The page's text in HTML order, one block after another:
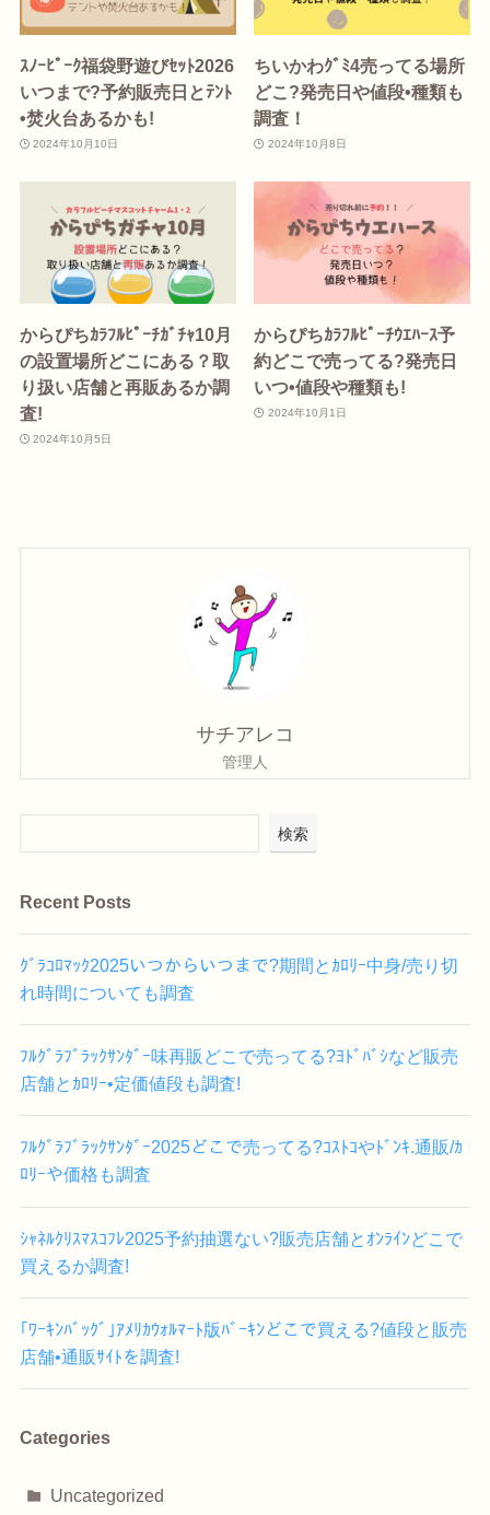
ｽﾉｰﾋﾟｰｸ福袋野遊びｾｯﾄ2026
いつまで?予約販売日とﾃﾝﾄ
•焚火台あるかも!
2024年10月10日
ちいかわｸﾞﾐ4売ってる場所
どこ?発売日や値段•種類も
調査！
2024年10月8日
からぴちｶﾗﾌﾙﾋﾟｰﾁｶﾞﾁｬ10月
の設置場所どこにある？取
り扱い店舗と再販あるか調
査!
2024年10月5日
からぴちｶﾗﾌﾙﾋﾟｰﾁｳｴﾊｰｽ予
約どこで売ってる?発売日
いつ•値段や種類も!
2024年10月1日
サチアレコ
管理人
検索
Recent Posts
ｸﾞﾗｺﾛﾏｯｸ2025いつからいつまで?期間とｶﾛﾘｰ中身/売り切
れ時間についても調査
ﾌﾙｸﾞﾗﾌﾞﾗｯｸｻﾝﾀﾞｰ味再販どこで売ってる?ﾖﾄﾞﾊﾞｼなど販売
店舗とｶﾛﾘｰ•定価値段も調査!
ﾌﾙｸﾞﾗﾌﾞﾗｯｸｻﾝﾀﾞｰ2025どこで売ってる?ｺｽﾄｺやﾄﾞﾝｷ.通販/ｶ
ﾛﾘｰや価格も調査
ｼｬﾈﾙｸﾘｽﾏｽｺﾌﾚ2025予約抽選ない?販売店舗とｵﾝﾗｲﾝどこで
買えるか調査!
｢ﾜｰｷﾝﾊﾞｯｸﾞ｣ｱﾒﾘｶｳｫﾙﾏｰﾄ版ﾊﾞｰｷﾝどこで買える?値段と販売
店舗•通販ｻｲﾄを調査!
Categories
Uncategorized